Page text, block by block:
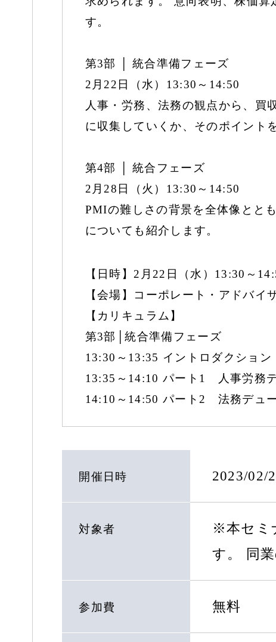
す。
第3部 │ 統合準備フェーズ
2月22日（水）13:30～14:50
人事・労務、法務の観点から、買
に収集していくか、そのポイント
第4部 │ 統合フェーズ
2月28日（火）13:30～14:50
PMIの難しさの背景を全体像とと
についても紹介します。
【日時】2月22日（水）13:30～
【会場】コーポレート・アドバ
【カリキュラム】
第3部│統合準備フェーズ
13:30～13:35 イントロダクション
13:35～14:10 パート1 人事労務
14:10～14:50 パート2 法務デュ
開催日時 2023/02/
対象者
※本セミ
す。 同
参加費 無料